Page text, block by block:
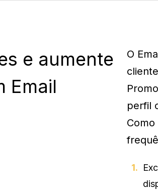
e aumente
Email
O
perfil